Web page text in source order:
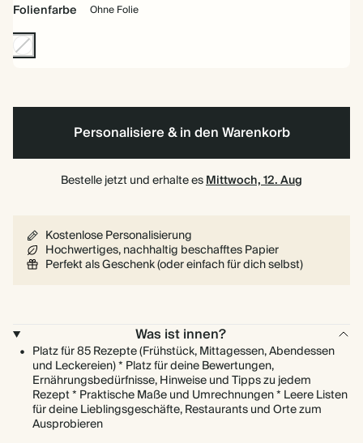
Folienfarbe Ohne Folie
Ohne
Personalisiere & in den Warenkorb
Bestelle jetzt und erhalte esMittwoch, 12. Aug
Kostenlose Personalisierung
Hochwertiges, nachhaltig beschafftes Papier
Perfekt als Geschenk (oder einfach für dich selbst)
Was ist innen?
Platz für 85 Rezepte (Frühstück, Mittagessen, Abendessen
und Leckereien) * Platz für deine Bewertungen,
Ernährungsbedürfnisse, Hinweise und Tipps zu jedem
Rezept * Praktische Maße und Umrechnungen * Leere Listen
für deine Lieblingsgeschäfte, Restaurants und Orte zum
Ausprobieren